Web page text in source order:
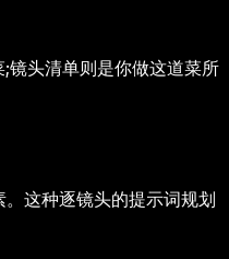
镜头清单则是你做这道菜所
这种逐镜头的提示词规划